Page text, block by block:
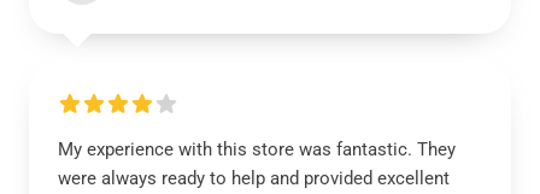
My experience with this store was fantastic. They
were always ready to help and provided excellent